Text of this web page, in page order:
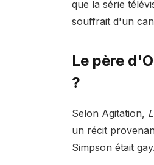
que la série
souffrait d'un
Le père
?
Selon Agitation,
un récit
Simpson était gay.